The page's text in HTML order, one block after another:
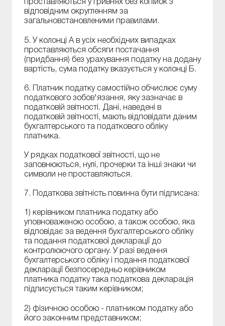
проставляються у гривнях без копійок з
відповідним округленням за
загальновстановленими правилами.
5. У колонці А в усіх необхідних випадках
проставляються обсяги постачання
(придбання) без урахування податку на додану
вартість, сума податку вказується у колонці Б.
6. Платник податку самостійно обчислює суму
податкового зобов'язання, яку зазначає в
податковій звітності. Дані, наведені в
податковій звітності, мають відповідати даним
бухгалтерського та податкового обліку
платника.
У рядках податкової звітності, що не
заповнюються, нулі, прочерки та інші знаки чи
символи не проставляються.
7. Податкова звітність повинна бути підписана:
1) керівником платника податку або
уповноваженою особою, а також особою, яка
відповідає за ведення бухгалтерського обліку
та подання податкової декларації до
контролюючого органу. У разі ведення
бухгалтерського обліку і подання податкової
декларації безпосередньо керівником
платника податку така податкова декларація
підписується таким керівником;
2) фізичною особою - платником податку або
його законним представником;